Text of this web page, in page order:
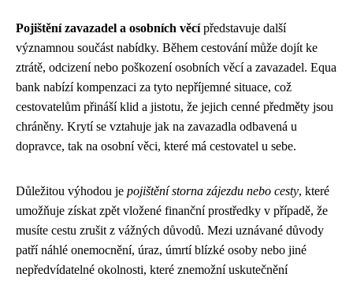
Pojištění zavazadel a osobních věcípředstavuje další
významnou součást nabídky. Během cestování může dojít ke
ztrátě, odcizení nebo poškození osobních věcí a zavazadel. Equa
bank nabízí kompenzaci za tyto nepříjemné situace, což
cestovatelům přináší klid a jistotu, že jejich cenné předměty jsou
chráněny. Krytí se vztahuje jak na zavazadla odbavená u
dopravce, tak na osobní věci, které má cestovatel u sebe.
Důležitou výhodou je pojištění storna zájezdu nebo cesty, které
umožňuje získat zpět vložené finanční prostředky v případě, že
musíte cestu zrušit z vážných důvodů. Mezi uznávané důvody
patří náhlé onemocnění, úraz, úmrtí blízké osoby nebo jiné
nepředvídatelné okolnosti, které znemožní uskutečnění